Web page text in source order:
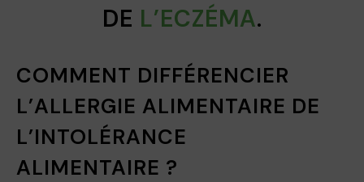
DE L’ECZÉMA.
COMMENT DIFFÉRENCIER
L’ALLERGIE ALIMENTAIRE DE
L’INTOLÉRANCE
ALIMENTAIRE ?